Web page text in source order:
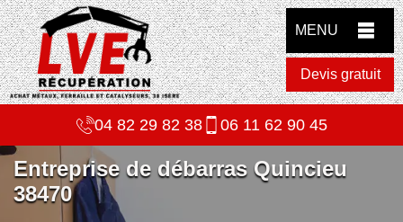
MENU
Devis gratuit
04 82 29 82 38 06 11 62 90 45
Entreprise de débarras Quincieu
38470